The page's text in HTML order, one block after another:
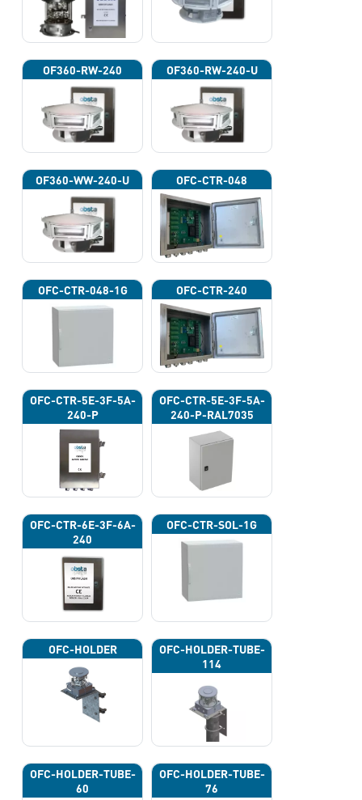
OF360-RW-240 OF360-RW-240-U
OF360-WW-240-U OFC-CTR-048
OFC-CTR-048-1G OFC-CTR-240
OFC-CTR-5E-3F-5A-
240-P
OFC-CTR-5E-3F-5A-
240-P-RAL7035
OFC-CTR-6E-3F-6A-
240
OFC-CTR-SOL-1G
OFC-HOLDER
OFC-HOLDER-TUBE-
114
OFC-HOLDER-TUBE-
60
OFC-HOLDER-TUBE-
76